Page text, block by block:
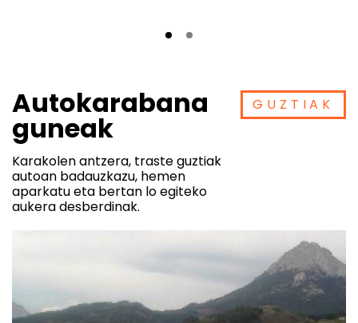
Autokarabana
guneak
Karakolen antzera, traste guztiak
autoan badauzkazu, hemen
aparkatu eta bertan lo egiteko
aukera desberdinak.
GUZTIAK